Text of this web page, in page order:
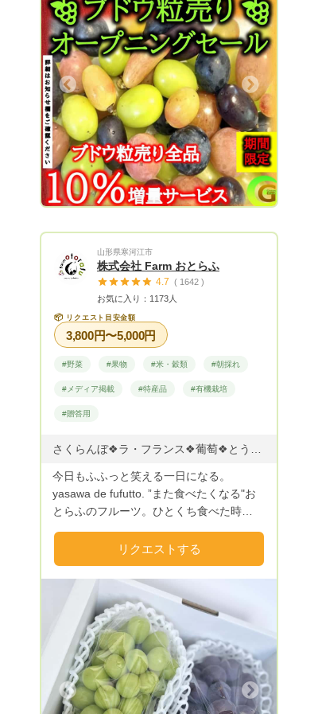
また無農薬なので、安心安全です！！ 昨
今の自然環境はとても過酷です。 そんな
中で育ったワイルドなヤサイたちは、キレ
イなものばかりではなく、 少々の虫食い
や若干形が悪いものもあります。それらも
自然からの贈り物！！ 大事に食べて頂き
たいので出荷しています。 パワーみなぎ
るヤサイを毎日食べているので、私はとて
も元氣です!(^^)! 皆さまにも、ぜひ味わ
って頂きたいです！！ また私自身、料理
が大好きで、レシピコンテンツにも 多数
投稿してますのでぜひチェック頂けたらと
レシピカードを同封させて頂いています。
(QRコードをスキャンすると、私がオスス
メするレシピサイトにジャンプできますの
きますのでとっても便利です) 見たことも
聞いたこともないヤサイでも、安心してお
料理して頂けます！！ せっかく買って頂
べて頂くことがGreenPlantのコンセプトで
す。 最後に... Green Plantは、少量多品種
発送までワンオペでやっているため、 メ
りますが、 必ずお返事しますのでしばし
お待ちください‼️ 私はご縁という言葉が大
好きで今までの人生振り返ってみても、
たくさんのご縁に支えられてきましたし、
これからもたくさんのご縁があると思いま
永くご愛顧頂きたいので 親切・丁寧・誠
実をモットーに一生懸命応対させて頂いて
ます。 また不明なことや質問がありまし
たら、お気軽にご連絡ください。 それで
は指名リクエストお待ちしております。
ご一読ありがとうございました🙇‍♂️
Next
山形県寒河江市
株式会社 Farm おとらふ
4.7 ( 1642 )
お気に入り：1173人
📦 リクエスト目安金額
3,800円〜5,000円
#野菜 #果物 #米・穀類 #朝採れ
#メディア掲載 #特産品 #有機栽培
#贈答用
今日もふふっと笑える一日になる。
yasawa de fufutto. ”また食べたくなる"お
とらふのフルーツ。ひとくち食べた時
くりを目指しています。 Farmおとらふの
名前の由来は、おうとうの「おと」、ラ・
フランスの「らふ」からきています。おう
とう［桜桃］とは、さくらんぼのこと。
「らふ」にはもう一つの意味があって、ら
ふ［laugh］の笑うことです。 ここ寒河江
市谷沢は、流麗な山々に囲まれており、澄
んだ空気がとてもおいしく、のどかなとこ
ろです。私たちはこの自然の中で（時には
雨の中、時には雪の中）気持ちよく農作業
リクエストする
Next